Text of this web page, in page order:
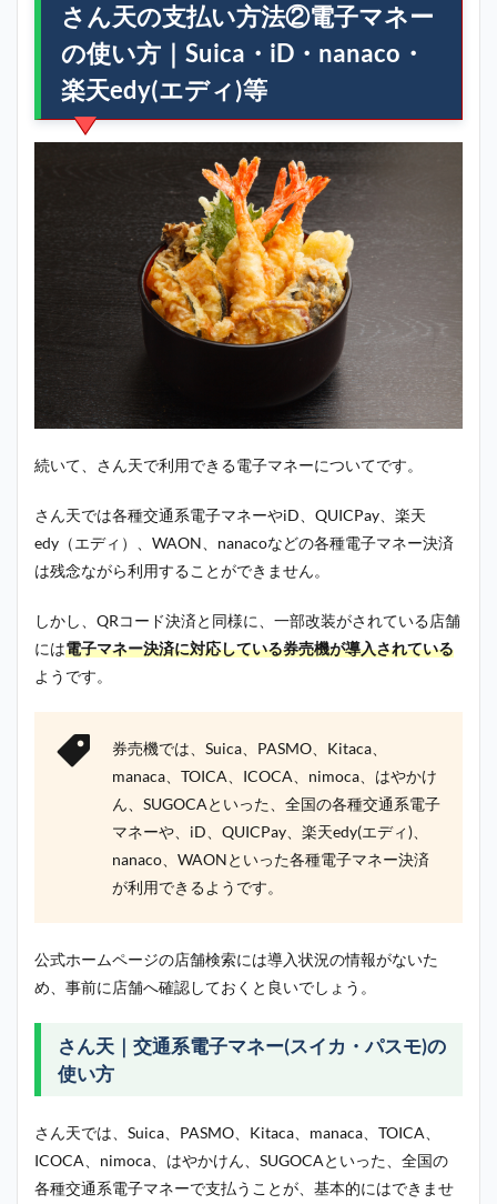
さん天の支払い方法②電子マネー
の使い方｜Suica・iD・nanaco・
楽天edy(エディ)等
続いて、さん天で利用できる電子マネーについてです。
さん天では各種交通系電子マネーやiD、QUICPay、楽天
edy（エディ）、WAON、nanacoなどの各種電子マネー決済
は残念ながら利用することができません。
しかし、QRコード決済と同様に、一部改装がされている店舗
には電子マネー決済に対応している券売機が導入されている
ようです。
券売機では、Suica、PASMO、Kitaca、
manaca、TOICA、ICOCA、nimoca、はやかけ
ん、SUGOCAといった、全国の各種交通系電子
マネーや、iD、QUICPay、楽天edy(エディ)、
nanaco、WAONといった各種電子マネー決済
が利用できるようです。
公式ホームページの店舗検索には導入状況の情報がないた
め、事前に店舗へ確認しておくと良いでしょう。
さん天｜交通系電子マネー(スイカ・パスモ)の
使い方
さん天では、Suica、PASMO、Kitaca、manaca、TOICA、
ICOCA、nimoca、はやかけん、SUGOCAといった、全国の
各種交通系電子マネーで支払うことが、基本的にはできませ